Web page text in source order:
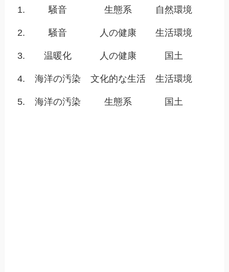
1. 騒音 生態系 自然環境
2. 騒音 人の健康 生活環境
3. 温暖化 人の健康 国土
4. 海洋の汚染 文化的な生活 生活環境
5. 海洋の汚染 生態系 国土